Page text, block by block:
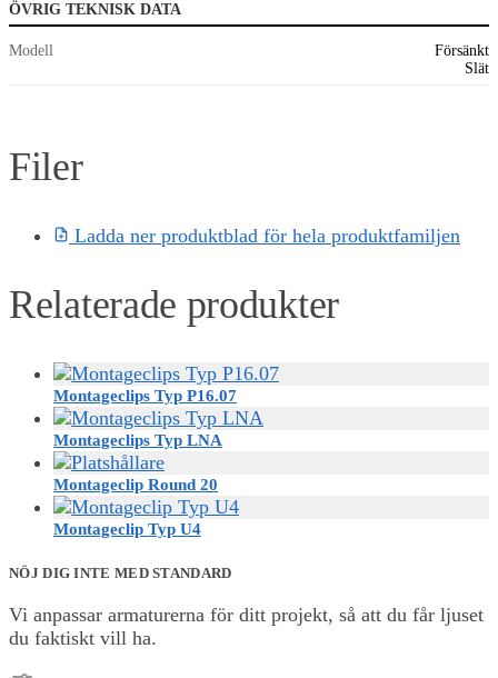
ÖVRIG TEKNISK DATA
Modell
Försänkt
Slät
Filer
Ladda ner produktblad för hela produktfamiljen
Relaterade produkter
Montageclips Typ P16.07
Montageclips Typ LNA
Montageclip Round 20
Montageclip Typ U4
NÖJ DIG INTE MED STANDARD
Vi anpassar armaturerna för ditt projekt, så att du får ljuset
du faktiskt vill ha.